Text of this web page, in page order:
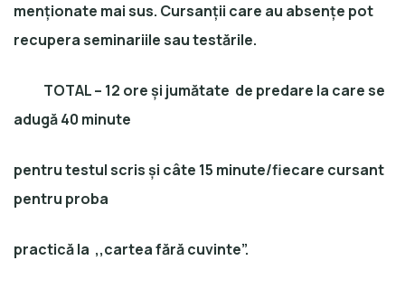
menționate mai sus. Cursanții care au absențe pot
recupera seminariile sau testările.
TOTAL– 12 ore și jumătate de predare la care se
adugă 40 minute
pentru testul scris și câte 15 minute/fiecare cursant
pentru proba
practică la ,,cartea fără cuvinte”.